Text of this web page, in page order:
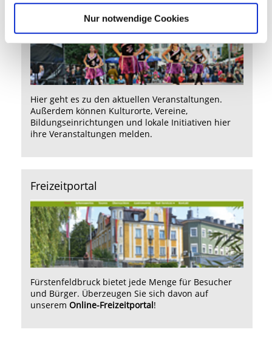
Nur notwendige Cookies
Hier geht es zu den aktuellen Veranstaltungen.
Außerdem können Kulturorte, Vereine,
Bildungseinrichtungen und lokale Initiativen hier
ihre Veranstaltungen melden.
Freizeitportal
Fürstenfeldbruck bietet jede Menge für Besucher
und Bürger. Überzeugen Sie sich davon auf
unserem Online-Freizeitportal!